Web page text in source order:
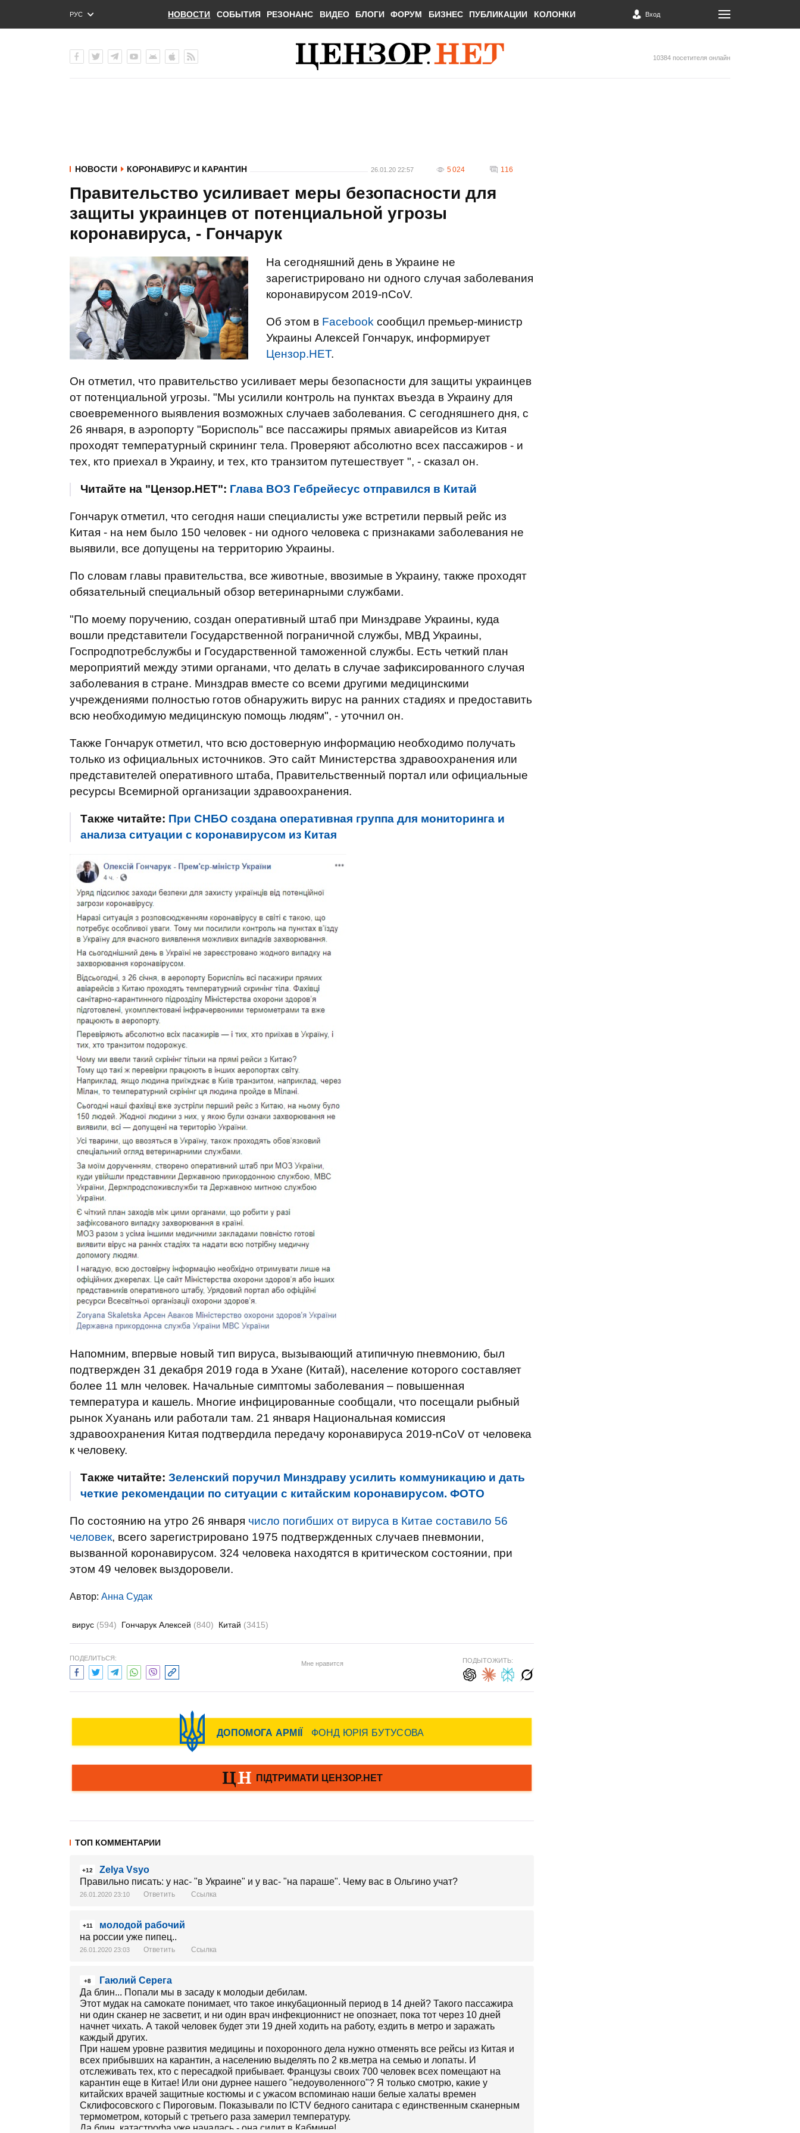
РУС
ENG
НОВОСТИ СОБЫТИЯ РЕЗОНАНС ВИДЕО БЛОГИ ФОРУМ БИЗНЕС ПУБЛИКАЦИИ КОЛОНКИ Вход
10384 посетителя онлайн
НОВОСТИ КОРОНАВИРУС И КАРАНТИН 26.01.20 22:57 5 024 116
Правительство усиливает меры безопасности для
защиты украинцев от потенциальной угрозы
коронавируса, - Гончарук
На сегодняшний день в Украине не
зарегистрировано ни одного случая заболевания
коронавирусом 2019-nCoV.
Об этом в Facebook сообщил премьер-министр
Украины Алексей Гончарук, информирует
Цензор.НЕТ.
Он отметил, что правительство усиливает меры безопасности для защиты украинцев
от потенциальной угрозы. "Мы усилили контроль на пунктах въезда в Украину для
своевременного выявления возможных случаев заболевания. С сегодняшнего дня, с
26 января, в аэропорту "Борисполь" все пассажиры прямых авиарейсов из Китая
проходят температурный скрининг тела. Проверяют абсолютно всех пассажиров - и
тех, кто приехал в Украину, и тех, кто транзитом путешествует ", - сказал он.
Читайте на "Цензор.НЕТ": Глава ВОЗ Гебрейесус отправился в Китай
Гончарук отметил, что сегодня наши специалисты уже встретили первый рейс из
Китая - на нем было 150 человек - ни одного человека с признаками заболевания не
выявили, все допущены на территорию Украины.
По словам главы правительства, все животные, ввозимые в Украину, также проходят
обязательный специальный обзор ветеринарными службами.
"По моему поручению, создан оперативный штаб при Минздраве Украины, куда
вошли представители Государственной пограничной службы, МВД Украины,
Госпродпотребслужбы и Государственной таможенной службы. Есть четкий план
мероприятий между этими органами, что делать в случае зафиксированного случая
заболевания в стране. Минздрав вместе со всеми другими медицинскими
учреждениями полностью готов обнаружить вирус на ранних стадиях и предоставить
всю необходимую медицинскую помощь людям", - уточнил он.
Также Гончарук отметил, что всю достоверную информацию необходимо получать
только из официальных источников. Это сайт Министерства здравоохранения или
представителей оперативного штаба, Правительственный портал или официальные
ресурсы Всемирной организации здравоохранения.
Также читайте: При СНБО создана оперативная группа для мониторинга и
анализа ситуации с коронавирусом из Китая
Напомним, впервые новый тип вируса, вызывающий атипичную пневмонию, был
подтвержден 31 декабря 2019 года в Ухане (Китай), население которого составляет
более 11 млн человек. Начальные симптомы заболевания – повышенная
температура и кашель. Многие инфицированные сообщали, что посещали рыбный
рынок Хуанань или работали там. 21 января Национальная комиссия
здравоохранения Китая подтвердила передачу коронавируса 2019-nCoV от человека
к человеку.
Также читайте: Зеленский поручил Минздраву усилить коммуникацию и дать
четкие рекомендации по ситуации с китайским коронавирусом. ФОТО
По состоянию на утро 26 января число погибших от вируса в Китае составило 56
человек, всего зарегистрировано 1975 подтвержденных случаев пневмонии,
вызванной коронавирусом. 324 человека находятся в критическом состоянии, при
этом 49 человек выздоровели.
Автор: Анна Судак
вирус (594) Гончарук Алексей (840) Китай (3415)
ПОДЕЛИТЬСЯ:
Мне нравится ПОДЫТОЖИТЬ:
ТОП КОММЕНТАРИИ
+12
Zelya Vsyo
Правильно писать: у нас- "в Украине" и у вас- "на параше". Чему вас в Ольгино учат?
26.01.2020 23:10 Ответить Ссылка
+11
молодой рабочий
на россии уже пипец..
26.01.2020 23:03 Ответить Ссылка
+8
Гаюлий Серега
Да блин... Попали мы в засаду к молодыи дебилам.
Этот мудак на самокате понимает, что такое инкубационный период в 14 дней? Такого пассажира
ни один сканер не засветит, и ни один врач инфекционнист не опознает, пока тот через 10 дней
начнет чихать. А такой человек будет эти 19 дней ходить на работу, ездить в метро и заражать
каждый других.
При нашем уровне развития медицины и похоронного дела нужно отменять все рейсы из Китая и
всех прибывших на карантин, а населению выделять по 2 кв.метра на семью и лопаты. И
отслеживать тех, кто с пересадкой прибывает. Французы своих 700 человек всех помещают на
карантин еще в Китае! Или они дурнее нашего "недоуволенного"? Я только смотрю, какие у
китайских врачей защитные костюмы и с ужасом вспоминаю наши белые халаты времен
Склифосовского с Пироговым. Показывали по ICTV бедного санитара с единственным сканерным
термометром, который с третьего раза замерил температуру.
Да блин, катастрофа уже началась - она сидит в Кабмине!